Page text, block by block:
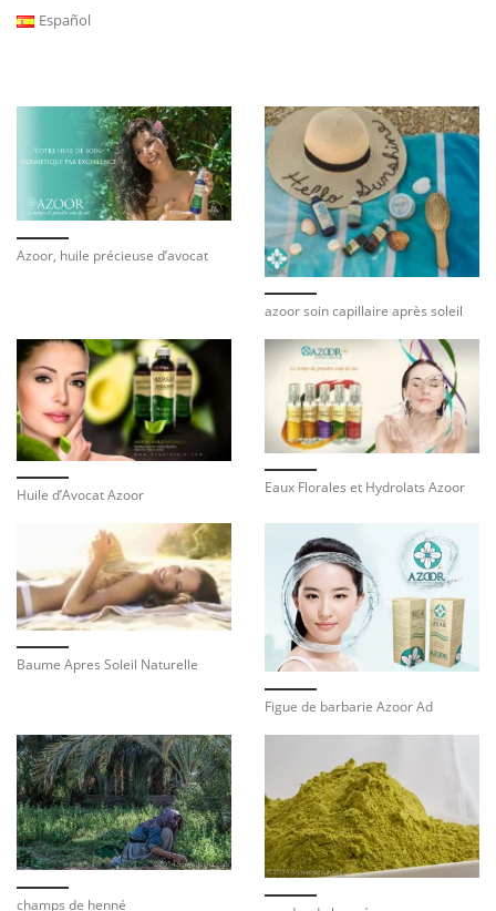
Español
Azoor, huile précieuse d’avocat
azoor soin capillaire après soleil
Huile d’Avocat Azoor Eaux Florales et Hydrolats Azoor
Baume Apres Soleil Naturelle
Figue de barbarie Azoor Ad
champs de henné